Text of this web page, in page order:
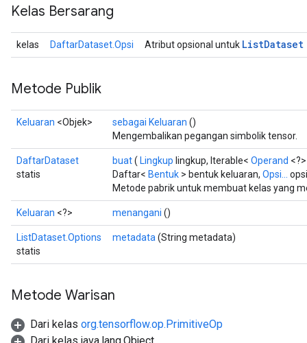
Kelas Bersarang
kelas DaftarDataset.Opsi Atribut opsional untuk ListDataset
Metode Publik
Keluaran <Objek> sebagai Keluaran ()
Mengembalikan pegangan simbolik tensor.
DaftarDataset
statis
buat( Lingkup lingkup, Iterable< Operand
Daftar< Bentuk > bentuk keluaran, Opsi...
Metode pabrik untuk membuat kelas yang
Keluaran <?> menangani ()
ListDataset.Options
statis
metadata (String metadata)
Metode Warisan
Dari kelas org.tensorflow.op.PrimitiveOp